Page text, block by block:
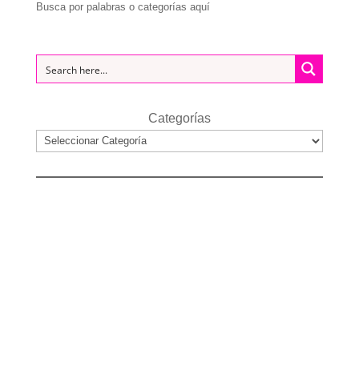
Busca por palabras o categorías aquí
Categorías